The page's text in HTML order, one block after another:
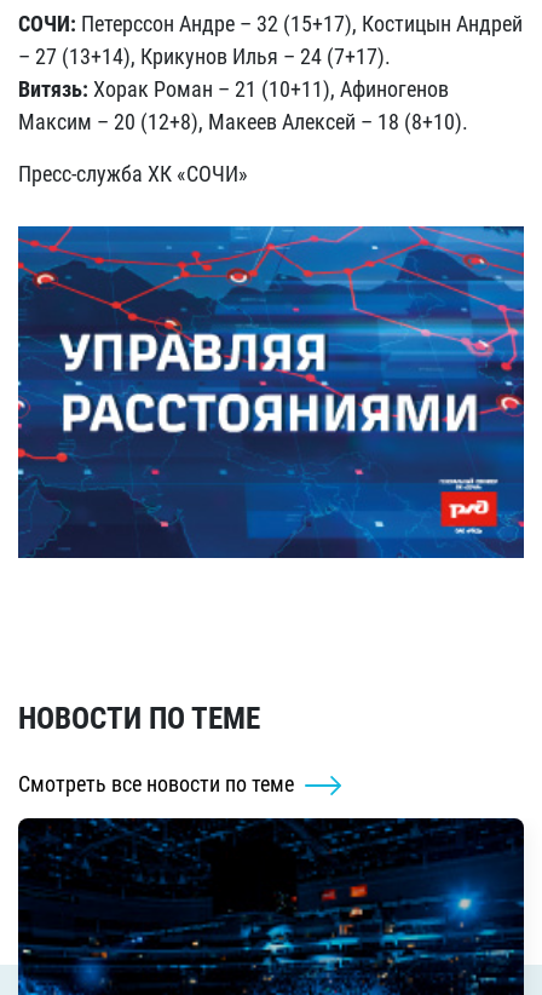
СОЧИ: Петерссон Андре – 32 (15+17), Костицын Андрей
– 27 (13+14), Крикунов Илья – 24 (7+17).
Витязь: Хорак Роман – 21 (10+11), Афиногенов
Максим – 20 (12+8), Макеев Алексей – 18 (8+10).
Пресс-служба ХК «СОЧИ»
НОВОСТИ ПО ТЕМЕ
Смотреть все новости по теме